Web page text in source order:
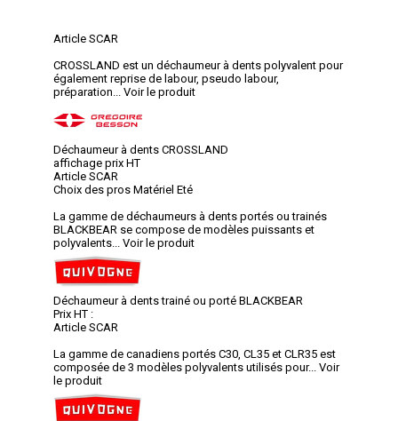
Article SCAR
CROSSLAND est un déchaumeur à dents polyvalent pour
également reprise de labour, pseudo labour,
préparation...
Voir le produit
Déchaumeur à dents CROSSLAND
affichage prix HT
Article SCAR
Choix des pros Matériel Eté
La gamme de déchaumeurs à dents portés ou trainés
BLACKBEAR se compose de modèles puissants et
polyvalents...
Voir le produit
Déchaumeur à dents trainé ou porté BLACKBEAR
Prix HT :
Article SCAR
La gamme de canadiens portés C30, CL35 et CLR35 est
composée de 3 modèles polyvalents utilisés pour...
Voir
le produit